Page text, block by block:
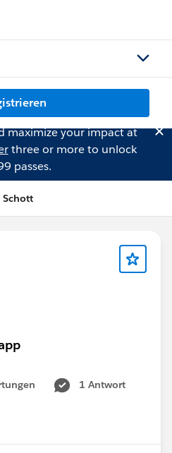
maximize your impact at
three or more to unlock
passes.
Schott
1 Antwort